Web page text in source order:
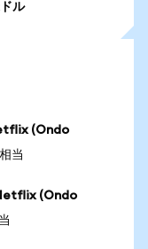
ル
(Ondo
当
(Ondo